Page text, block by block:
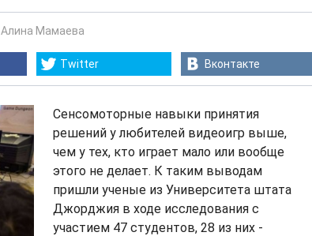
Алина Мамаева
Twitter Вконтакте
Сенсомоторные навыки принятия
решений у любителей видеоигр выше,
чем у тех, кто играет мало или вообще
этого не делает. К таким выводам
пришли ученые из Университета штата
Джорджия в ходе исследования с
участием 47 студентов, 28 из них -